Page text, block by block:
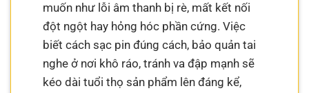
muốn như lỗi âm thanh bị rè, mất kết nối
đột ngột hay hỏng hóc phần cứng. Việc
biết cách sạc pin đúng cách, bảo quản tai
nghe ở nơi khô ráo, tránh va đập mạnh sẽ
kéo dài tuổi thọ sản phẩm lên đáng kể,